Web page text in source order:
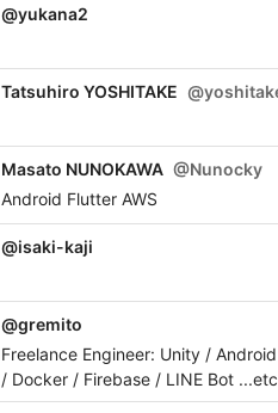
@yukana2
Tatsuhiro YOSHITAKE @
Masato NUNOKAWA @Nunocky
Android Flutter AWS
@isaki-kaji
@gremito
Freelance Engineer: Unity /
/ Docker / Firebase / LINE Bot ...etc